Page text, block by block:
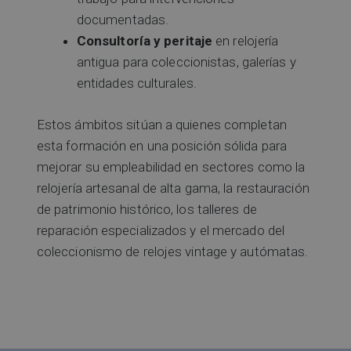
documentadas.
Consultoría y peritaje en relojería
antigua para coleccionistas, galerías y
entidades culturales.
Estos ámbitos sitúan a quienes completan
esta formación en una posición sólida para
mejorar su empleabilidad en sectores como la
relojería artesanal de alta gama, la restauración
de patrimonio histórico, los talleres de
reparación especializados y el mercado del
coleccionismo de relojes vintage y autómatas.